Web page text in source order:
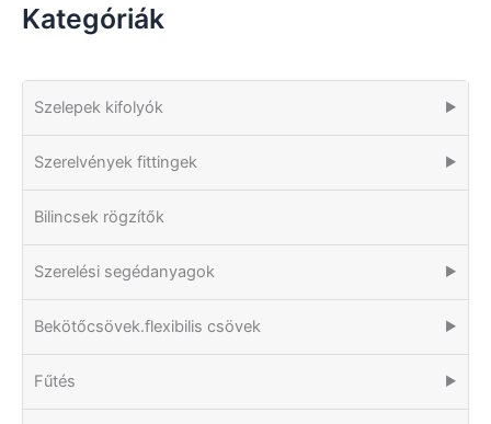
Kategóriák
Szelepek kifolyók ▶
Szerelvények fittingek ▶
Bilincsek rögzítők
Szerelési segédanyagok ▶
Bekötőcsövek.flexibilis csövek ▶
Fűtés ▶